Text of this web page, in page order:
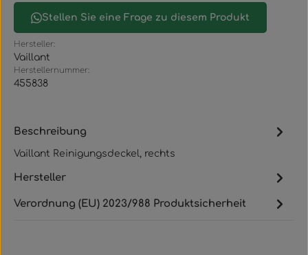
Stellen Sie eine Frage zu diesem Produkt
Hersteller:
Vaillant
Herstellernummer:
455838
Beschreibung
Vaillant Reinigungsdeckel, rechts
Hersteller
Verordnung (EU) 2023/988 Produktsicherheit